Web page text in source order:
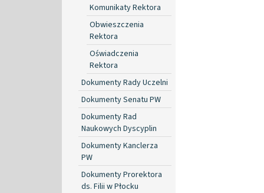
Komunikaty Rektora
Obwieszczenia
Rektora
Oświadczenia
Rektora
Dokumenty Rady Uczelni
Dokumenty Senatu PW
Dokumenty Rad
Naukowych Dyscyplin
Dokumenty Kanclerza
PW
Dokumenty Prorektora
ds. Filii w Płocku